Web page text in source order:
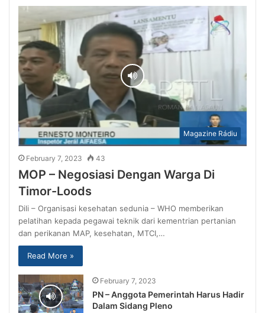
Magazine Rádiu
February 7, 2023 43
MOP – Negosiasi Dengan Warga Di
Timor-Loods
Dili – Organisasi kesehatan sedunia – WHO memberikan
pelatihan kepada pegawai teknik dari kementrian pertanian
dan perikanan MAP, kesehatan, MTCI,…
Read More »
February 7, 2023
PN – Anggota Pemerintah Harus Hadir
Dalam Sidang Pleno